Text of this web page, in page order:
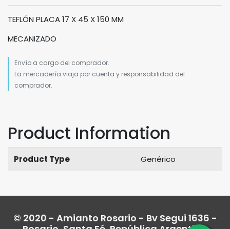
TEFLÓN PLACA 17 X 45 X 150 MM
MECANIZADO
Envío a cargo del comprador.
La mercadería viaja por cuenta y responsabilidad del
comprador.
Product Information
Product Type Genérico
© 2020 - Amianto Rosario - Bv Segui 1636 -